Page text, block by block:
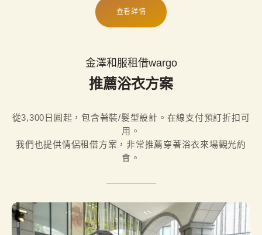
查看詳情
金澤和服租借wargo
推薦浴衣方案
從3,300日圓起，包含著裝/髮型設計。在線支付預訂折扣可
用。
我們也提供情侶租借方案，非常推薦穿著浴衣來場觀光約
會。